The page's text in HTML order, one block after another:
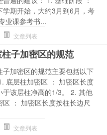
学期开始，大约3月到6月，考
业课参考书...
文章列表
子加密区的规范
子加密区的规范主要包括以下
底层柱加密区 ： 加密区长度
于该层柱净高的1/3。 2. 其他
区 ： 加密区长度按柱长边尺
文章列表